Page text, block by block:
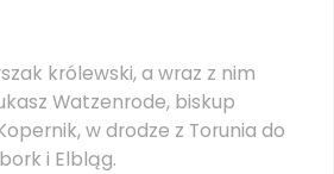
królewski, a wraz z nim
Watzenrode, biskup
w drodze z Torunia do
i Elbląg.